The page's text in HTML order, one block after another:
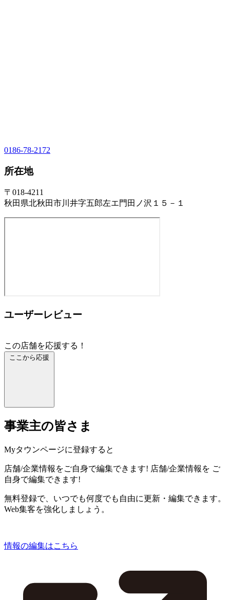
0186-78-2172
所在地
〒018-4211
秋田県北秋田市川井字五郎左エ門田ノ沢１５－１
ユーザーレビュー
この店舗を応援する！
ここから応援
事業主の皆さま
Myタウンページに登録すると
店舗/企業情報をご自身で編集できます! 店舗/企業情報を ご
自身で編集できます!
無料登録で、いつでも何度でも自由に更新・編集できます。
Web集客を強化しましょう。
情報の編集はこちら